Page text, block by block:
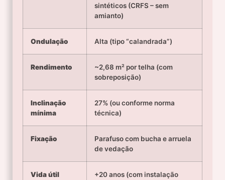
sintéticos (CRFS – sem
amianto)
Ondulação Alta (tipo “calandrada”)
Rendimento
~2,68 m² por telha (com
sobreposição)
Inclinação
mínima
27% (ou conforme norma
técnica)
Fixação
Parafuso com bucha e arruela
de vedação
Vida útil
+20 anos (com instalação